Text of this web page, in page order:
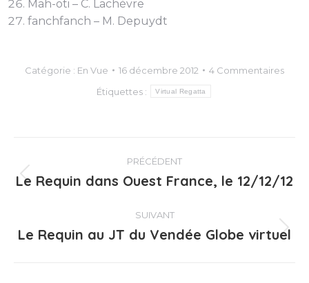
Mah-oti – C. Lachèvre
fanchfanch – M. Depuydt
Catégorie : En Vue 16 décembre 2012
4 Commentaires
Étiquettes :
Virtual Regatta
Navigation
article
PRÉCÉDENT
Article
:
Le Requin dans Ouest France, le 12/12/12
SUIVANT
Article
Le Requin au JT du Vendée Globe virtuel